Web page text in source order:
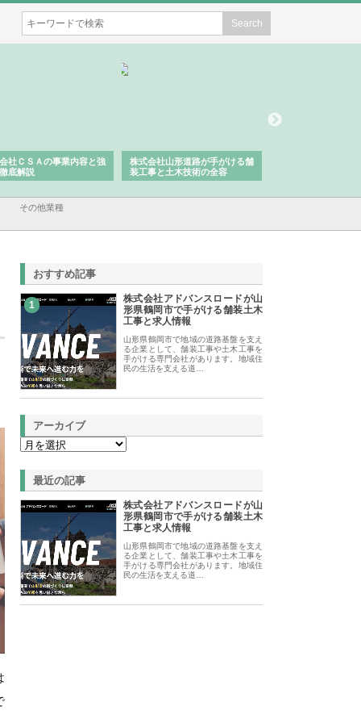
社ＣＳＡの事業内容と強
底解説
株式会社山形道路が手がける舗
装工事と土木技術の全容
その他業種
おすすめ記事
1
株式会社アドバンスロードが山
形県鶴岡市で手がける舗装土木
工事と求人情報
山形県鶴岡市で地域の道路基盤を支え
る企業として、舗装工事や土木工事を
手がける専門会社があります。地域住
民の生活を支える道…
アーカイブ
最近の記事
株式会社アドバンスロードが山
形県鶴岡市で手がける舗装土木
工事と求人情報
山形県鶴岡市で地域の道路基盤を支え
る企業として、舗装工事や土木工事を
手がける専門会社があります。地域住
民の生活を支える道…